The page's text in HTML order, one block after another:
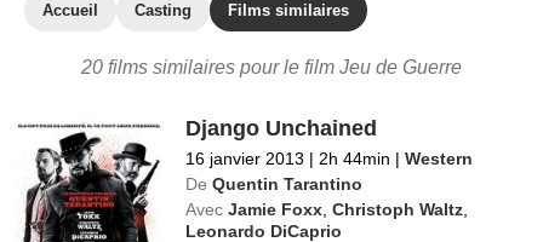
Accueil Casting Films similaires
20 films similaires pour le film Jeu de Guerre
Django Unchained
16 janvier 2013 | 2h 44min | Western
De Quentin Tarantino
Avec Jamie Foxx ,Christoph Waltz
Leonardo DiCaprio